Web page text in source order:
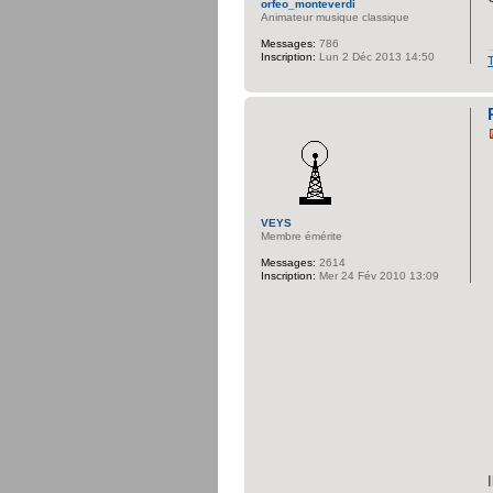
orfeo_monteverdi
Animateur musique classique
Messages: 786
Inscription: Lun 2 Déc 2013 14:50
VEYS
Membre émérite
Messages: 2614
Inscription: Mer 24 Fév 2010 13:09